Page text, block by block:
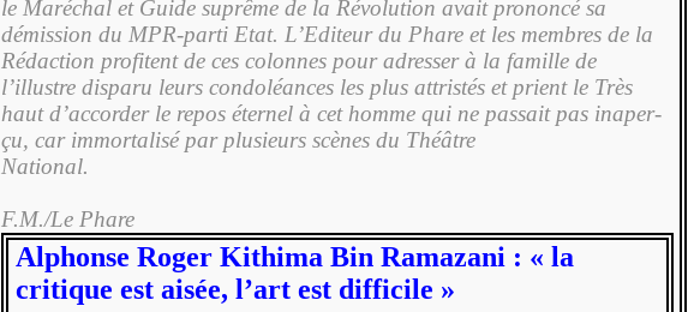
le Maréchal et Guide suprême de la Révolution avait prononcé sa
démission du MPR-par­ti Etat. L’Editeur du Phare et les membres de la
Ré­daction profitent de ces colonnes pour adresser à la famille de
l’illustre dis­paru leurs condoléances les plus attristés et prient le Très
haut d’accorder le repos éternel à cet homme qui ne passait pas inaper­
çu, car immortalisé par plu­sieurs scènes du Théâtre
National.
F.M./Le Phare
Alphonse Roger Kithima Bin Ramazani : « la
critique est aisée, l’art est difficile »